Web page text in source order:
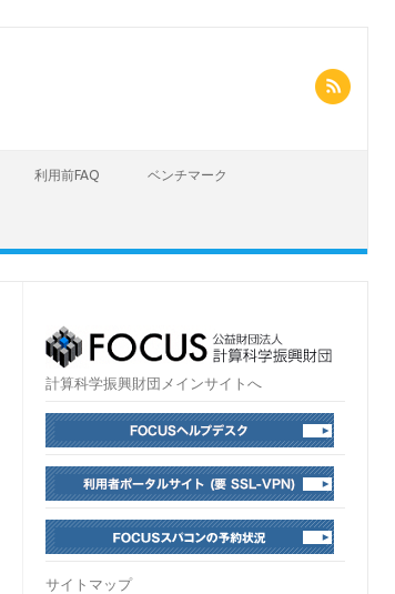
利用前FAQ ベンチマーク
計算科学振興財団メインサイトへ
サイトマップ